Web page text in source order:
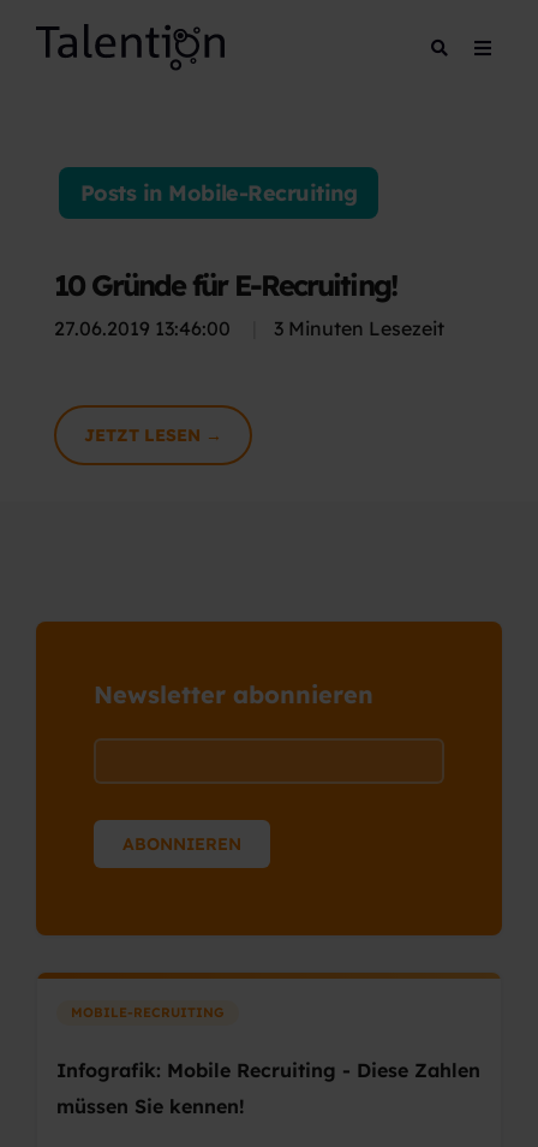
Posts in Mobile-Recruiting
10 Gründe für E-Recruiting!
27.06.2019 13:46:00 3 Minuten Lesezeit
JETZT LESEN →
Newsletter abonnieren
MOBILE-RECRUITING
Infografik: Mobile Recruiting - Diese Zahlen
müssen Sie kennen!